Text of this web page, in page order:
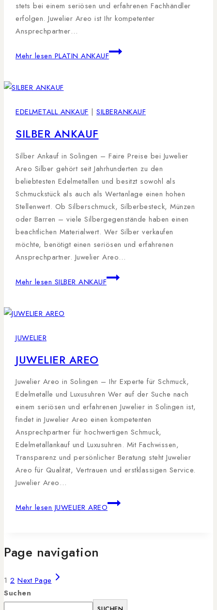
stets bei einem seriösen und erfahrenen Fachhändler
erfolgen. Juwelier Areo ist Ihr kompetenter
Ansprechpartner…
Mehr lesen PLATIN ANKAUF
EDELMETALL ANKAUF | SILBERANKAUF
SILBER ANKAUF
Silber Ankauf in Solingen – Faire Preise bei Juwelier
Areo Silber gehört seit Jahrhunderten zu den
beliebtesten Edelmetallen und besitzt sowohl als
Schmuckstück als auch als Wertanlage einen hohen
Stellenwert. Ob Silberschmuck, Silberbesteck, Münzen
oder Barren – viele Silbergegenstände haben einen
beachtlichen Materialwert. Wer Silber verkaufen
möchte, benötigt einen seriösen und erfahrenen
Ansprechpartner. Juwelier Areo…
Mehr lesen SILBER ANKAUF
JUWELIER
JUWELIER AREO
Juwelier Areo in Solingen – Ihr Experte für Schmuck,
Edelmetalle und Luxusuhren Wer auf der Suche nach
einem seriösen und erfahrenen Juwelier in Solingen ist,
findet in Juwelier Areo einen kompetenten
Ansprechpartner für hochwertigen Schmuck,
Edelmetallankauf und Luxusuhren. Mit Fachwissen,
Transparenz und persönlicher Beratung steht Juwelier
Areo für Qualität, Vertrauen und erstklassigen Service.
Juwelier Areo…
Mehr lesen JUWELIER AREO
Page navigation
1 2 Next Page
Suchen